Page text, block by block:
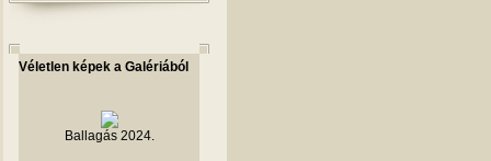
Véletlen képek a Galériából
Ballagás 2024.